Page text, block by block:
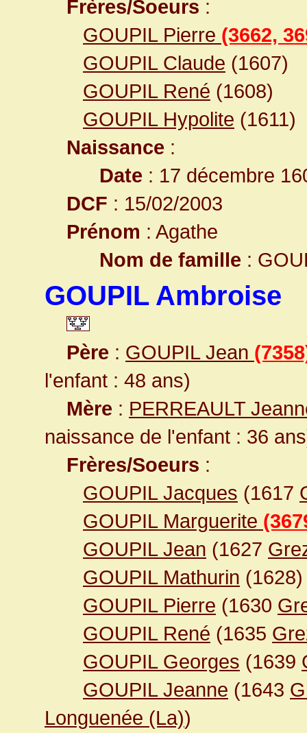
Frères/Soeurs :
GOUPIL Pierre (3662,
GOUPIL Claude (1607)
GOUPIL René (1608)
GOUPIL Hypolite (1611)
Naissance :
Date : 17 décembre
DCF : 15/02/2003
Prénom : Agathe
Nom de famille :
GOUPIL Ambroise
Père : GOUPIL Jean
l'enfant : 48 ans)
Mère : PERREAULT
naissance de l'enfant : 36
Frères/Soeurs :
GOUPIL Jacques (1617
GOUPIL Marguerite
GOUPIL Jean (1627
GOUPIL Mathurin (1628)
GOUPIL Pierre (1630
GOUPIL René (1635
GOUPIL Georges (1639
GOUPIL Jeanne (1643
Longuenée (La))